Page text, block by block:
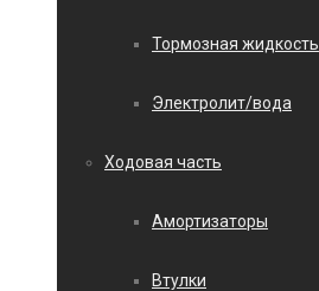
Тормозная жидкость
Электролит/вода
Ходовая часть
Амортизаторы
Втулки